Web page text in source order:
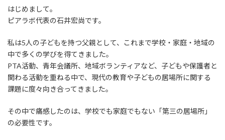
はじめまして。
ピアラボ代表の石井宏尚です。
私は5人の子どもを持つ父親として、これまで学校・家庭・地域の
中で多くの学びを得てきました。
PTA活動、青年会議所、地域ボランティアなど、子どもや保護者と
関わる活動を重ねる中で、現代の教育や子どもの居場所に関する
課題に度々向き合ってきました。
その中で痛感したのは、学校でも家庭でもない「第三の居場所」
の必要性です。